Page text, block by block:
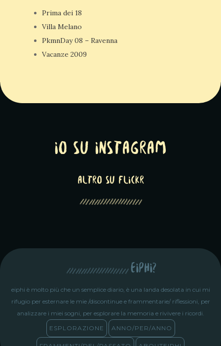
Prima dei 18
Villa Melano
PkmnDay 08 – Ravenna
Vacanze 2009
Io su Instagram
altro su Flickr
eiphi?
eiphi è molto più che un semplice diario, è una landa desolata in cui mi
rifugio per esternare le mie /discontinue e frammentarie/ riflessioni, per
analizzare i miei sogni, per esplorare la memoria e rivivere i ricordi.
ESPLORAZIONE
ANNO/PER/ANNO